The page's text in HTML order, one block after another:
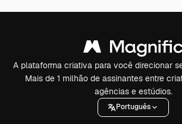
A plataforma criativa para você direcionar
Mais de 1 milhão de assinantes entre
agências e estúdios.
Português